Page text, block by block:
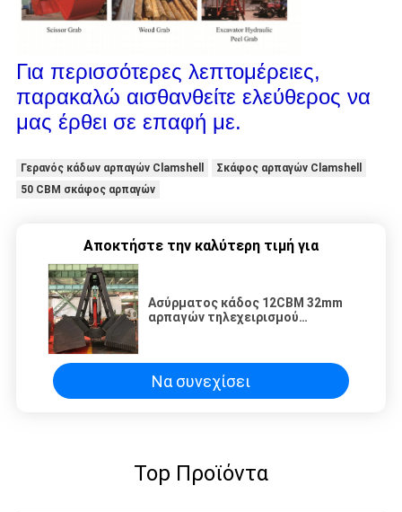
Για περισσότερες λεπτομέρειες,
παρακαλώ αισθανθείτε ελεύθερος να
μας έρθει σε επαφή με.
Γερανός κάδων αρπαγών Clamshell
Σκάφος αρπαγών Clamshell
50 CBM σκάφος αρπαγών
Αποκτήστε την καλύτερη τιμή για
Ασύρματος κάδος 12CBM 32mm
αρπαγών τηλεχειρισμού
Να συνεχίσει
Top Προϊόντα